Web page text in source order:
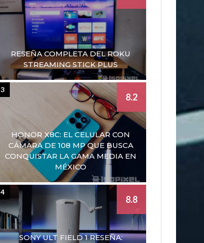
RESEÑA COMPLETA DEL ROKU
STREAMING STICK PLUS
HONOR X8C: EL CELULAR CON
CÁMARA DE 108 MP QUE BUSCA
CONQUISTAR LA GAMA MEDIA EN
MÉXICO
8.2
3
SONY ULT FIELD 1 RESEÑA:
8.8
4